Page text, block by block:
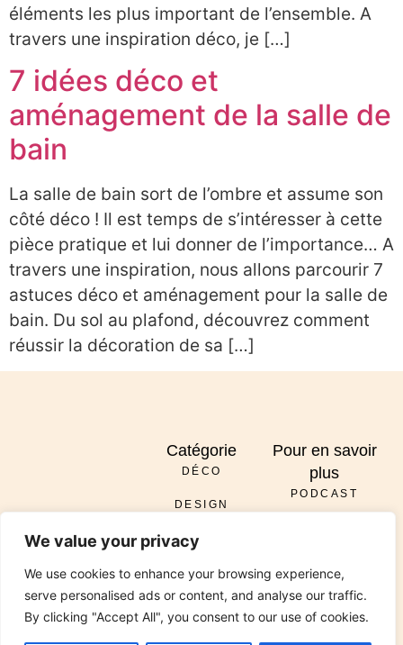
We value your privacy
We use cookies to enhance your browsing experience,
serve personalised ads or content, and analyse our traffic.
By clicking "Accept All", you consent to our use of cookies.
éléments les plus important de l’ensemble. A
travers une inspiration déco, je […]
7 idées déco et
aménagement de la salle de
bain
La salle de bain sort de l’ombre et assume son
côté déco ! Il est temps de s’intéresser à cette
pièce pratique et lui donner de l’importance… A
travers une inspiration, nous allons parcourir 7
astuces déco et aménagement pour la salle de
bain. Du sol au plafond, découvrez comment
réussir la décoration de sa […]
Catégorie
DÉCO
DESIGN
DIY
RÉNOVATION
JARDIN
Pour en savoir
plus
PODCAST
© 2026 All Rights Reserved Chez Viviane. Design by
Media Pantheon, Inc.